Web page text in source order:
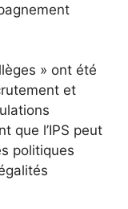
» ont été
et
que l’IPS peut
politiques